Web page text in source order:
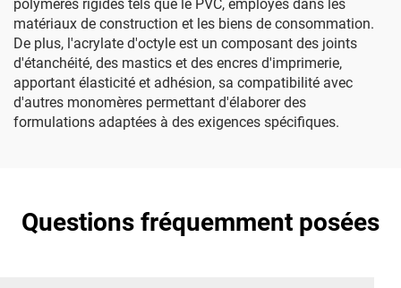
polymères rigides tels que le PVC, employés dans les
matériaux de construction et les biens de consommation.
De plus, l'acrylate d'octyle est un composant des joints
d'étanchéité, des mastics et des encres d'imprimerie,
apportant élasticité et adhésion, sa compatibilité avec
d'autres monomères permettant d'élaborer des
formulations adaptées à des exigences spécifiques.
Questions fréquemment posées